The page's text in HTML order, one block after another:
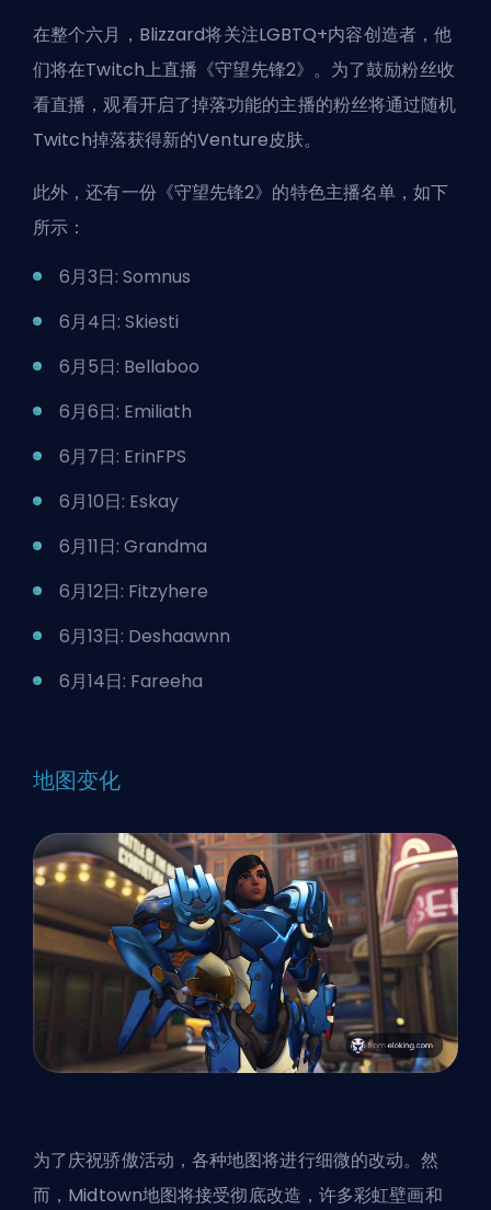
在整个六月，Blizzard将关注LGBTQ+内容创造者，他
们将在Twitch上直播《守望先锋2》。为了鼓励粉丝收
看直播，观看开启了掉落功能的主播的粉丝将通过随机
Twitch掉落获得新的Venture皮肤。
此外，还有一份《守望先锋2》的特色主播名单，如下
所示：
6月3日: Somnus
6月4日: Skiesti
6月5日: Bellaboo
6月6日: Emiliath
6月7日: ErinFPS
6月10日: Eskay
6月11日: Grandma
6月12日: Fitzyhere
6月13日: Deshaawnn
6月14日: Fareeha
地图变化
为了庆祝骄傲活动，各种地图将进行细微的改动。然
而，Midtown地图将接受彻底改造，许多彩虹壁画和